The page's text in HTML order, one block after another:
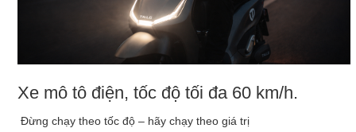
Xe mô tô điện, tốc độ tối đa 60 km/h.
Đừng chạy theo tốc độ – hãy chạy theo giá trị